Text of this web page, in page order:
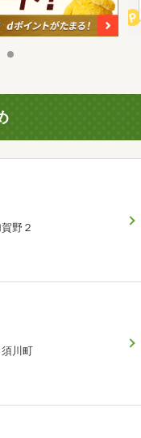
野２
川町